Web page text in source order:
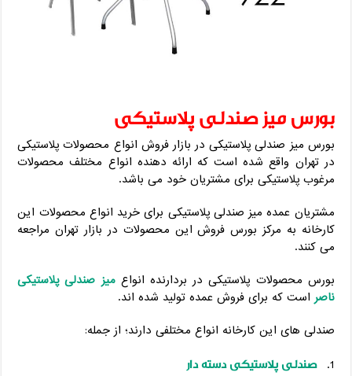
بورس میز صندلی پلاستیکی
بورس میز صندلی پلاستیکی در بازار فروش انواع محصولات پلاستیکی
در تهران واقع شده است که ارائه دهنده انواع مختلف محصولات
مرغوب پلاستیکی برای مشتریان خود می باشد.
مشتریان عمده میز صندلی پلاستیکی برای خرید انواع محصولات این
کارخانه به مرکز بورس فروش این محصولات در بازار تهران مراجعه
می کنند.
بورس محصولات پلاستیکی در بردارنده انواعمیز صندلی پلاستیکی
ناصر است که برای فروش عمده تولید شده اند.
صندلی های این کارخانه انواع مختلفی دارند؛ از جمله:
صندلی پلاستیکی دسته دار